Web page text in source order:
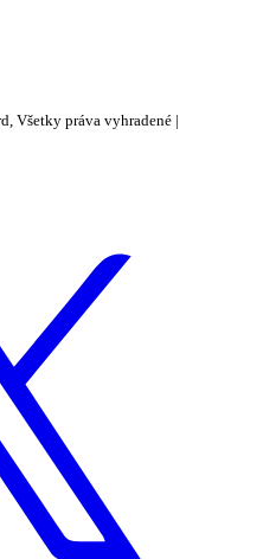
Všetky práva vyhradené |